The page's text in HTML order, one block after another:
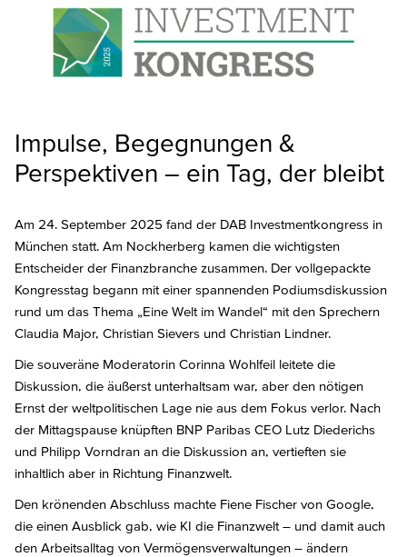
Impulse, Begegnungen &
Perspektiven – ein Tag, der bleibt
Am 24. September 2025 fand der DAB Investmentkongress in
München statt. Am Nockherberg kamen die wichtigsten
Entscheider der Finanzbranche zusammen. Der vollgepackte
Kongresstag begann mit einer spannenden Podiumsdiskussion
rund um das Thema „Eine Welt im Wandel“ mit den Sprechern
Claudia Major, Christian Sievers und Christian Lindner.
Die souveräne Moderatorin Corinna Wohlfeil leitete die
Diskussion, die äußerst unterhaltsam war, aber den nötigen
Ernst der weltpolitischen Lage nie aus dem Fokus verlor. Nach
der Mittagspause knüpften BNP Paribas CEO Lutz Diederichs
und Philipp Vorndran an die Diskussion an, vertieften sie
inhaltlich aber in Richtung Finanzwelt.
Den krönenden Abschluss machte Fiene Fischer von Google,
die einen Ausblick gab, wie KI die Finanzwelt – und damit auch
den Arbeitsalltag von Vermögensverwaltungen – ändern